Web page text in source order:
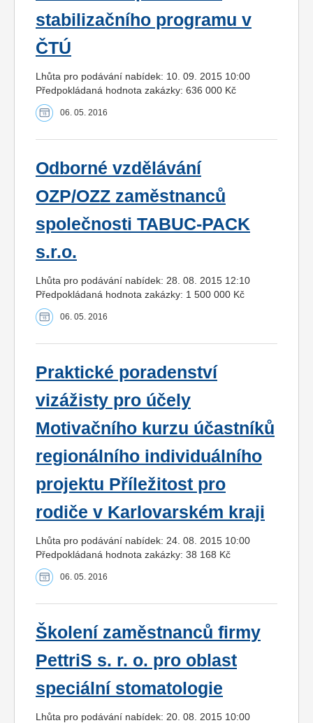
stabilizačního programu v
ČTÚ
Lhůta pro podávání nabídek: 10. 09. 2015 10:00
Předpokládaná hodnota zakázky: 636 000 Kč
06. 05. 2016
Odborné vzdělávání
OZP/OZZ zaměstnanců
společnosti TABUC-PACK
s.r.o.
Lhůta pro podávání nabídek: 28. 08. 2015 12:10
Předpokládaná hodnota zakázky: 1 500 000 Kč
06. 05. 2016
Praktické poradenství
vizážisty pro účely
Motivačního kurzu účastníků
regionálního individuálního
projektu Příležitost pro
rodiče v Karlovarském kraji
Lhůta pro podávání nabídek: 24. 08. 2015 10:00
Předpokládaná hodnota zakázky: 38 168 Kč
06. 05. 2016
Školení zaměstnanců firmy
PettriS s. r. o. pro oblast
speciální stomatologie
Lhůta pro podávání nabídek: 20. 08. 2015 10:00